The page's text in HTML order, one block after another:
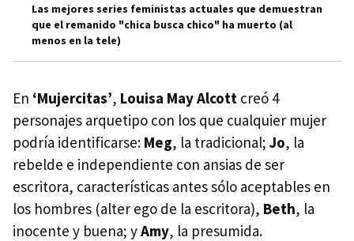
Las mejores series feministas actuales que demuestran
que el remanido "chica busca chico" ha muerto (al
menos en la tele)
En ‘Mujercitas’, Louisa May Alcott creó 4
personajes arquetipo con los que cualquier mujer
podría identificarse: Meg, la tradicional; Jo, la
rebelde e independiente con ansias de ser
escritora, características antes sólo aceptables en
los hombres (alter ego de la escritora), Beth, la
inocente y buena; yAmy, la presumida.